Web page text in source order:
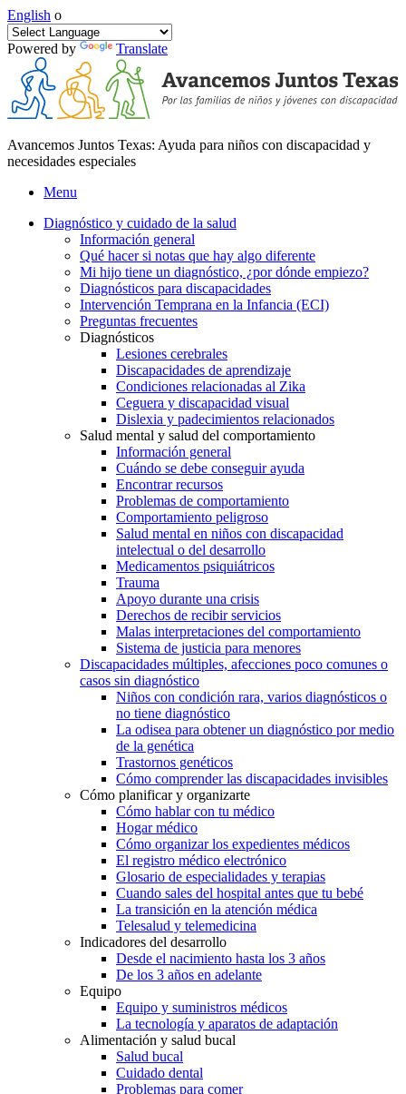
English o
Powered by Translate
Avancemos Juntos Texas: Ayuda para niños con discapacidad y
necesidades especiales
Menu
Diagnóstico y cuidado de la salud
Información general
Qué hacer si notas que hay algo diferente
Mi hijo tiene un diagnóstico, ¿por dónde empiezo?
Diagnósticos para discapacidades
Intervención Temprana en la Infancia (ECI)
Preguntas frecuentes
Diagnósticos
Lesiones cerebrales
Discapacidades de aprendizaje
Condiciones relacionadas al Zika
Ceguera y discapacidad visual
Dislexia y padecimientos relacionados
Salud mental y salud del comportamiento
Información general
Cuándo se debe conseguir ayuda
Encontrar recursos
Problemas de comportamiento
Comportamiento peligroso
Salud mental en niños con discapacidad
intelectual o del desarrollo
Medicamentos psiquiátricos
Trauma
Apoyo durante una crisis
Derechos de recibir servicios
Malas interpretaciones del comportamiento
Sistema de justicia para menores
Discapacidades múltiples, afecciones poco comunes o
casos sin diagnóstico
Niños con condición rara, varios diagnósticos o
no tiene diagnóstico
La odisea para obtener un diagnóstico por medio
de la genética
Trastornos genéticos
Cómo comprender las discapacidades invisibles
Cómo planificar y organizarte
Cómo hablar con tu médico
Hogar médico
Cómo organizar los expedientes médicos
El registro médico electrónico
Glosario de especialidades y terapias
Cuando sales del hospital antes que tu bebé
La transición en la atención médica
Telesalud y telemedicina
Indicadores del desarrollo
Desde el nacimiento hasta los 3 años
De los 3 años en adelante
Equipo
Equipo y suministros médicos
La tecnología y aparatos de adaptación
Alimentación y salud bucal
Salud bucal
Cuidado dental
Problemas para comer